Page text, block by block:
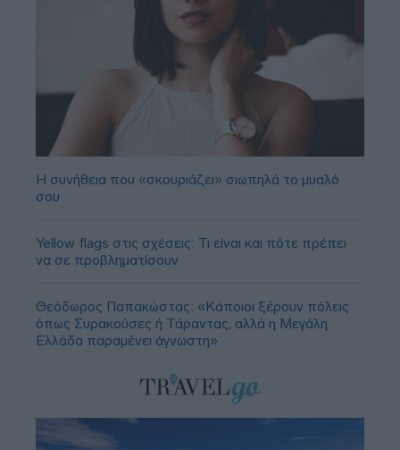
Η συνήθεια που «σκουριάζει» σιωπηλά το μυαλό
σου
Yellow flags στις σχέσεις: Τι είναι και πότε πρέπει
να σε προβληματίσουν
Θεόδωρος Παπακώστας: «Κάποιοι ξέρουν πόλεις
όπως Συρακούσες ή Τάραντας, αλλά η Μεγάλη
Ελλάδα παραμένει άγνωστη»